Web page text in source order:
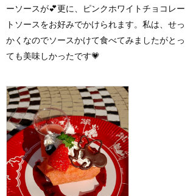
ーソースが💕更に、ピンクホワイトチョコレー
トソースをお好みでかけられます。私は、せっ
かくなのでソースかけて食べてみましたがとっ
ても美味しかったです💗